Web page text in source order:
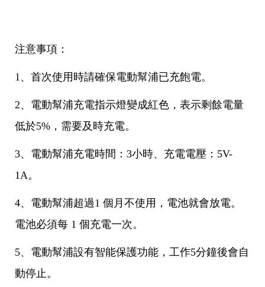
注意事項：
1、首次使用時請確保電動幫浦已充飽電。
2、電動幫浦充電指示燈變成紅色，表示剩餘電量
低於5%，需要及時充電。
3、電動幫浦充電時間：3小時、充電電壓：5V-
1A。
4、電動幫浦超過1 個月不使用，電池就會放電。
電池必須每 1 個充電一次。
5、電動幫浦設有智能保護功能，工作5分鐘後會自
動停止。